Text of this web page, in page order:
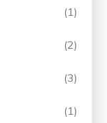
(1)
(2)
(3)
(1)